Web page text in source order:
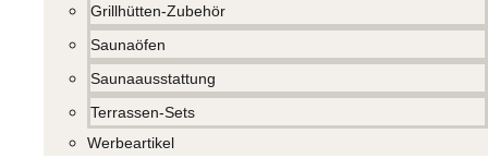
Grillhütten-Zubehör
Saunaöfen
Saunaausstattung
Terrassen-Sets
Werbeartikel